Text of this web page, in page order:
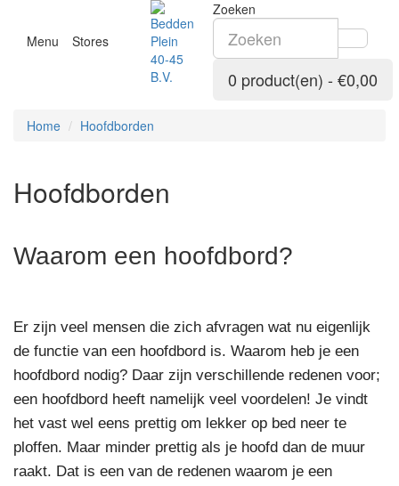
Menu Stores
Zoeken
0 product(en) - €0,00
Home Hoofdborden
Hoofdborden
Waarom een hoofdbord?
Er zijn veel mensen die zich afvragen wat nu eigenlijk
de functie van een hoofdbord is. Waarom heb je een
hoofdbord nodig? Daar zijn verschillende redenen voor;
een hoofdbord heeft namelijk veel voordelen! Je vindt
het vast wel eens prettig om lekker op bed neer te
ploffen. Maar minder prettig als je hoofd dan de muur
raakt. Dat is een van de redenen waarom je een